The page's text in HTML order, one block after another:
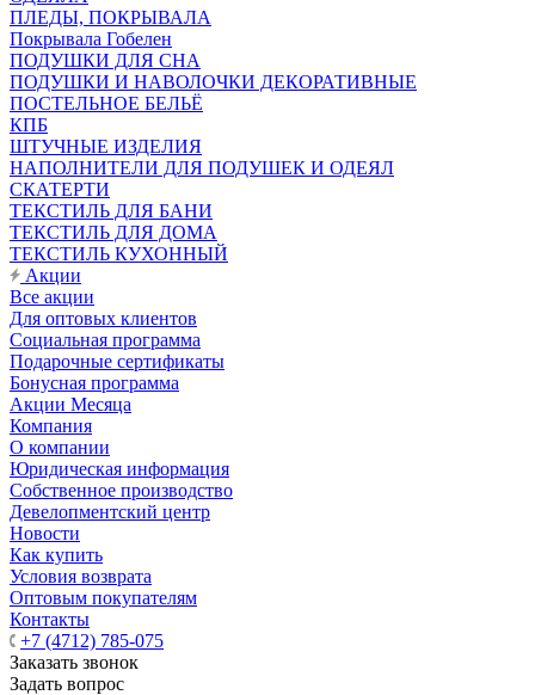
ПЛЕДЫ, ПОКРЫВАЛА
Покрывала Гобелен
ПОДУШКИ ДЛЯ СНА
ПОДУШКИ И НАВОЛОЧКИ ДЕКОРАТИВНЫЕ
ПОСТЕЛЬНОЕ БЕЛЬЁ
КПБ
ШТУЧНЫЕ ИЗДЕЛИЯ
НАПОЛНИТЕЛИ ДЛЯ ПОДУШЕК И ОДЕЯЛ
СКАТЕРТИ
ТЕКСТИЛЬ ДЛЯ БАНИ
ТЕКСТИЛЬ ДЛЯ ДОМА
ТЕКСТИЛЬ КУХОННЫЙ
Акции
Все акции
Для оптовых клиентов
Социальная программа
Подарочные сертификаты
Бонусная программа
Акции Месяца
Компания
О компании
Юридическая информация
Собственное производство
Девелопментский центр
Новости
Как купить
Условия возврата
Оптовым покупателям
Контакты
+7 (4712) 785-075
Заказать звонок
Задать вопрос